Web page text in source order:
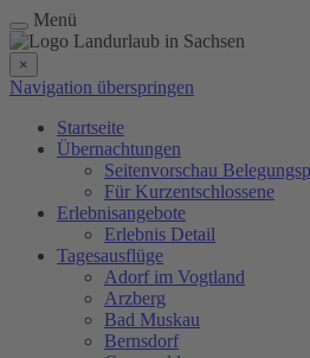
Menü
×
Navigation überspringen
Startseite
Übernachtungen
Seitenvorschau
Für Kurzentschlossene
Erlebnisangebote
Erlebnis Detail
Tagesausflüge
Adorf im Vogtland
Arzberg
Bad Muskau
Bernsdorf